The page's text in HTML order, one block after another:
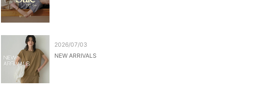
2026/07/03
NEW ARRIVALS